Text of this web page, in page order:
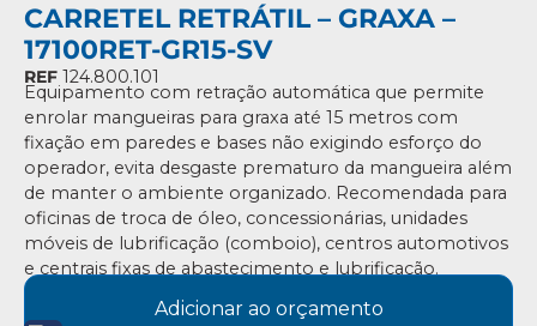
CARRETEL RETRÁTIL – GRAXA –
17100RET-GR15-SV
REF 124.800.101
Equipamento com retração automática que permite
enrolar mangueiras para graxa até 15 metros com
fixação em paredes e bases não exigindo esforço do
operador, evita desgaste prematuro da mangueira além
de manter o ambiente organizado. Recomendada para
oficinas de troca de óleo, concessionárias, unidades
móveis de lubrificação (comboio), centros automotivos
e centrais fixas de abastecimento e lubrificação.
Adicionar ao orçamento